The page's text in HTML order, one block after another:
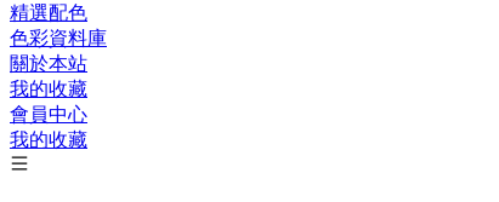
精選配色
色彩資料庫
關於本站
我的收藏
會員中心
我的收藏